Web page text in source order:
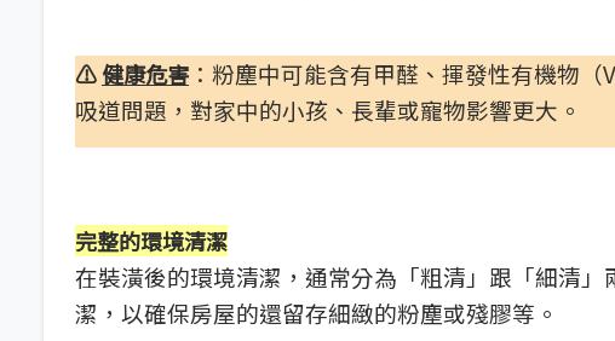
⚠️健康危害 ：粉塵中可能含有甲醛、揮發性有機物
吸道問題，對家中的小孩、長輩或寵物影響更大。
完整的環境清潔
在裝潢後的環境清潔，通常分為「粗清」跟「細清
潔，以確保房屋的還留存細緻的粉塵或殘膠等。